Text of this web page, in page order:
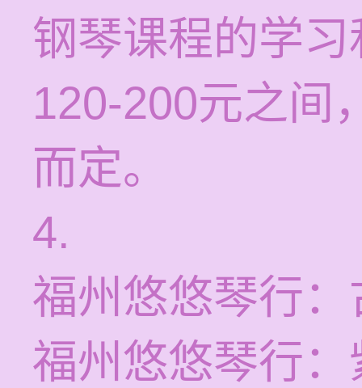
钢琴课程的学
120-200元之间
而定。
4.
福州悠悠琴行
福州悠悠琴行